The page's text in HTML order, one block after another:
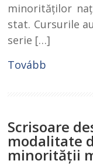
minorităţilor
stat. Cursurile
serie […]
Tovább
Scrisoare
modalitate
minorităţii